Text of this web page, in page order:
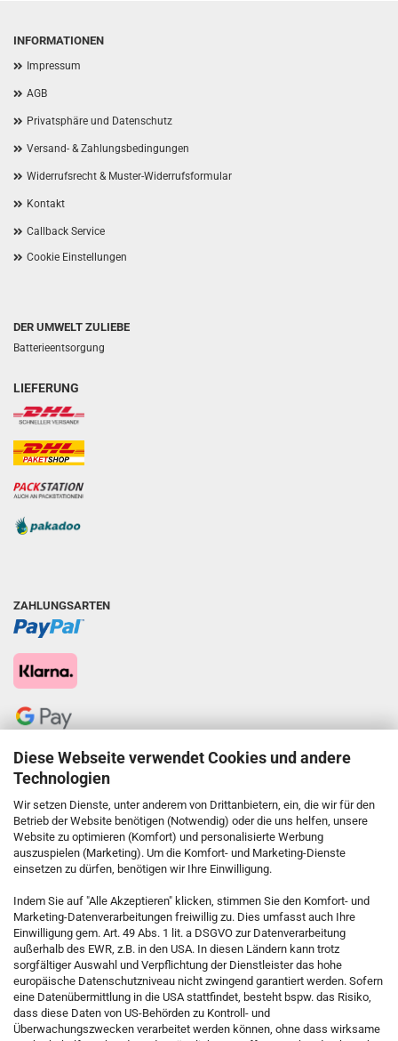
Diese Webseite verwendet Cookies und andere
Technologien
Wir setzen Dienste, unter anderem von Drittanbietern, ein, die wir für den
Betrieb der Website benötigen (Notwendig) oder die uns helfen, unsere
Website zu optimieren (Komfort) und personalisierte Werbung
auszuspielen (Marketing). Um die Komfort- und Marketing-Dienste
einsetzen zu dürfen, benötigen wir Ihre Einwilligung.
Indem Sie auf "Alle Akzeptieren" klicken, stimmen Sie den Komfort- und
Marketing-Datenverarbeitungen freiwillig zu. Dies umfasst auch Ihre
Einwilligung gem. Art. 49 Abs. 1 lit. a DSGVO zur Datenverarbeitung
außerhalb des EWR, z.B. in den USA. In diesen Ländern kann trotz
sorgfältiger Auswahl und Verpflichtung der Dienstleister das hohe
europäische Datenschutzniveau nicht zwingend garantiert werden. Sofern
eine Datenübermittlung in die USA stattfindet, besteht bspw. das Risiko,
dass diese Daten von US-Behörden zu Kontroll- und
Überwachungszwecken verarbeitet werden können, ohne dass wirksame
INFORMATIONEN
Impressum
AGB
Privatsphäre und Datenschutz
Versand- & Zahlungsbedingungen
Widerrufsrecht & Muster-Widerrufsformular
Kontakt
Callback Service
Cookie Einstellungen
DER UMWELT ZULIEBE
Batterieentsorgung
LIEFERUNG
ZAHLUNGSARTEN
KONTAKT
Kostenfreie Service-Hotline
0800 5892815
Callback Service